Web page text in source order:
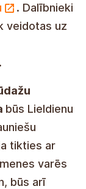
. Dalībnieki
veidotas uz
.
būs Lieldienu
tikties ar
varēs
būs arī